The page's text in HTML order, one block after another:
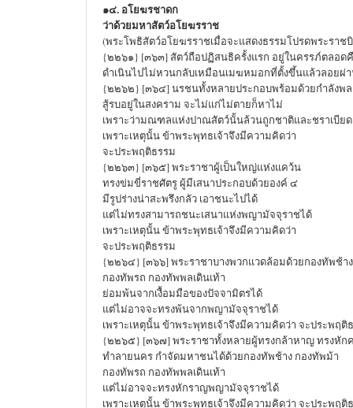
๑๔. อโยฆรชาดก
ว่าด้วยมหาสัตว์อโยฆรราช
(พระโพธิสัตว์อโยฆรราชเมื่อจะแสดงธรรมโปรดพระราช
{๒๒๖๑} [๓๖๓] สัตว์ถือปฏิสนธิครั้งแรก อยู่ในครรภ์ตลอด
ดำเนินไปไม่หวนกลับเหมือนเมฆหมอกที่ตั้งขึ้นแล้วลอยผ่
{๒๒๖๒} [๓๖๔] นรชนทั้งหลายประกอบพร้อมด้วยกำลังพล
สู้รบอยู่ในสงคราม จะไม่แก่ไม่ตายก็หาไม่
เพราะว่ามณฑลแห่งปาณสัตว์นั้นล้วนถูกชาติและชราเบีย
เพราะเหตุนั้น ข้าพระพุทธเจ้าจึงมีความคิดว่า
จะประพฤติธรรม
{๒๒๖๓} [๓๖๕] พระราชาผู้เป็นใหญ่แห่งแคว้น
ทรงข่มขี่ราชศัตรู ผู้มีเสนาประกอบด้วยองค์ ๔
มีรูปร่างน่าสะพรึงกลัว เอาชนะไปได้
แต่ไม่ทรงสามารถชนะเสนาแห่งพญามัจจุราชได้
เพราะเหตุนั้น ข้าพระพุทธเจ้าจึงมีความคิดว่า
จะประพฤติธรรม
{๒๒๖๔} [๓๖๖] พระราชาบางพวกแวดล้อมด้วยกองทัพช้า
กองทัพรถ กองทัพพลเดินเท้า
ย่อมพ้นจากเงื้อมมือของปัจจามิตรได้
แต่ไม่อาจจะทรงพ้นจากพญามัจจุราชได้
เพราะเหตุนั้น ข้าพระพุทธเจ้าจึงมีความคิดว่า จะประพฤติ
{๒๒๖๕} [๓๖๗] พระราชาทั้งหลายผู้ทรงกล้าหาญ ทรงหัก
ทำลายนคร กำจัดมหาชนได้ด้วยกองทัพช้าง กองทัพม้า
กองทัพรถ กองทัพพลเดินเท้า
แต่ไม่อาจจะทรงหักราญพญามัจจุราชได้
เพราะเหตุนั้น ข้าพระพุทธเจ้าจึงมีความคิดว่า จะประพฤติ